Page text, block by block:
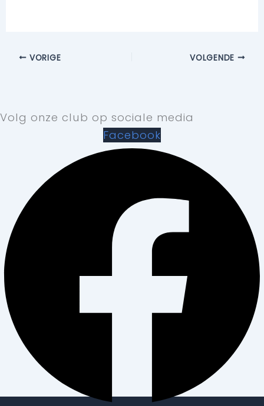
VORIGE VOLGENDE
Volg onze club op sociale media
Facebook